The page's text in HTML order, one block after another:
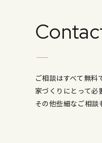
ご相談はすべて無料
家づくりにとって必
その他些細なご相談